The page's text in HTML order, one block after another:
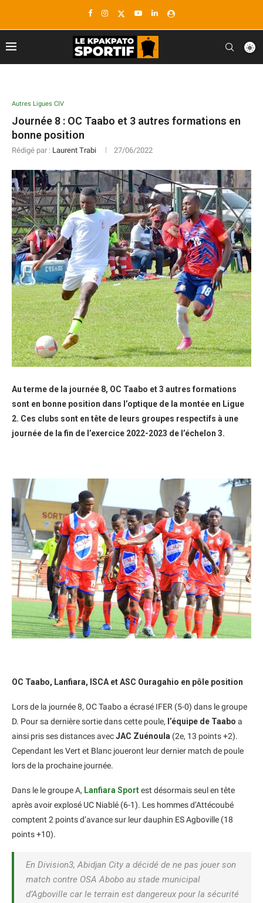
Autres Ligues CIV
Journée 8 : OC Taabo et 3 autres formations en
bonne position
Rédigé par : Laurent Trabi 27/06/2022
Au terme de la journée 8, OC Taabo et 3 autres formations
sont en bonne position dans l’optique de la montée en Ligue
2. Ces clubs sont en tête de leurs groupes respectifs à une
journée de la fin de l’exercice 2022-2023 de l’échelon 3.
OC Taabo, Lanfiara, ISCA et ASC Ouragahio en pôle position
Lors de la journée 8, OC Taabo a écrasé IFER (5-0) dans le groupe
D. Pour sa dernière sortie dans cette poule, l’équipe de Taabo a
ainsi pris ses distances avecJAC Zuénoula (2e, 13 points +2).
Cependant les Vert et Blanc joueront leur dernier match de poule
lors de la prochaine journée.
Dans le le groupe A, Lanfiara Sportest désormais seul en tête
après avoir explosé UC Niablé (6-1). Les hommes d’Attécoubé
comptent 2 points d’avance sur leur dauphin ES Agboville (18
points +10).
En Division3, Abidjan City a décidé de ne pas jouer son
match contre OSA Abobo au stade municipal
d’Agboville car le terrain est dangereux pour la sécurité